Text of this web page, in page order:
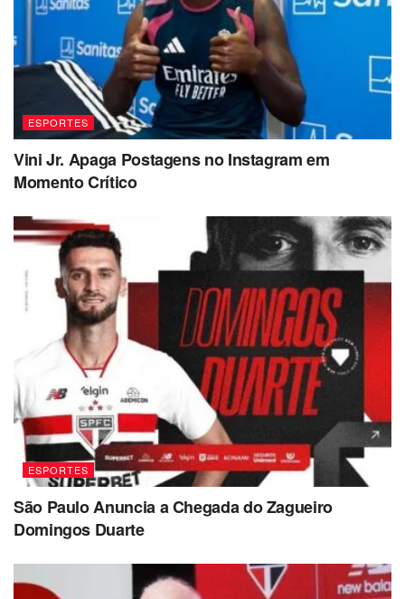
ESPORTES
Vini Jr. Apaga Postagens no Instagram em
Momento Crítico
ESPORTES
São Paulo Anuncia a Chegada do Zagueiro
Domingos Duarte